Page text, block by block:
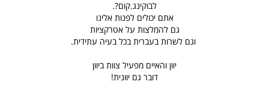
לבוקינג.קום?.
אתם יכולים לפנות אלינו
גם להמלצות על אטרקציות
וגם לשרות בעברית בכל בעיה עתידית.
יוון והאיים מפעיל צוות ביוון
דובר גם יוונית!